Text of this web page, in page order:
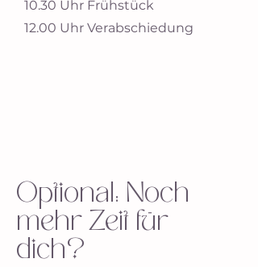
10.30 Uhr Frühstück
12.00 Uhr Verabschiedung
Optional: Noch
mehr Zeit für
dich?